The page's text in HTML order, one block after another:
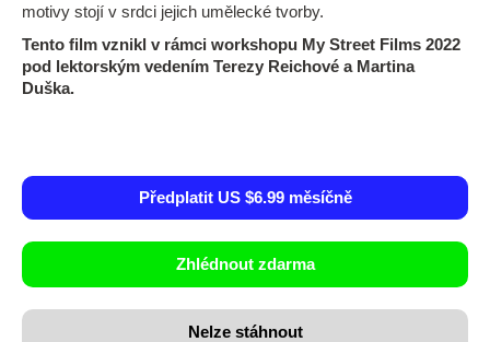
motivy stojí v srdci jejich umělecké tvorby.
Tento film vznikl v rámci workshopu My Street Films 2022
pod lektorským vedením Terezy Reichové a Martina
Duška.
Předplatit US $6.99 měsíčně
Zhlédnout zdarma
Nelze stáhnout